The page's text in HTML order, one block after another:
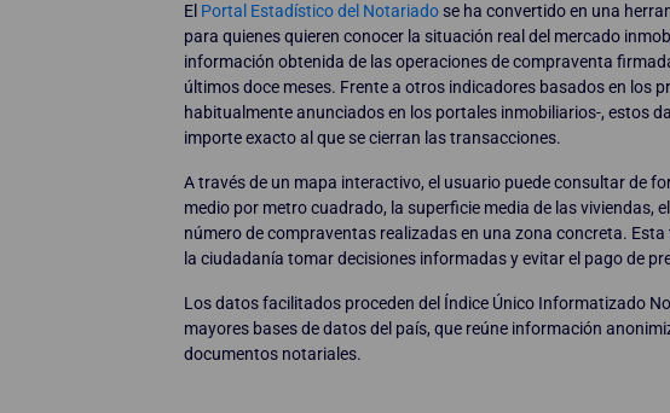
El Portal Estadístico del Notariado se ha convertido en una
para quienes quieren conocer la situación real del mercado
información obtenida de las operaciones de compraventa
últimos doce meses. Frente a otros indicadores basados en los
habitualmente anunciados en los portales inmobiliarios-, estos
importe exacto al que se cierran las transacciones.
A través de un mapa interactivo, el usuario puede consultar de
medio por metro cuadrado, la superficie media de las viviendas,
número de compraventas realizadas en una zona concreta.
la ciudadanía tomar decisiones informadas y evitar el pago de
Los datos facilitados proceden del Índice Único Informatizado
mayores bases de datos del país, que reúne información
documentos notariales.